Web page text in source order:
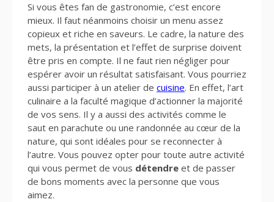
Si vous êtes fan de gastronomie, c’est encore
mieux. Il faut néanmoins choisir un menu assez
copieux et riche en saveurs. Le cadre, la nature des
mets, la présentation et l’effet de surprise doivent
être pris en compte. Il ne faut rien négliger pour
espérer avoir un résultat satisfaisant. Vous pourriez
aussi participer à un atelier de cuisine. En effet, l’art
culinaire a la faculté magique d’actionner la majorité
de vos sens. Il y a aussi des activités comme le
saut en parachute ou une randonnée au cœur de la
nature, qui sont idéales pour se reconnecter à
l’autre. Vous pouvez opter pour toute autre activité
qui vous permet de vous détendre et de passer
de bons moments avec la personne que vous
aimez.